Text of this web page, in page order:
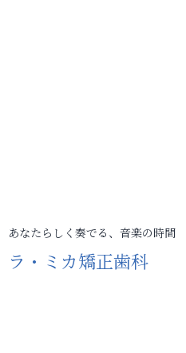
あなたらしく奏でる、音楽の時間
ラ・ミカ矯正歯科